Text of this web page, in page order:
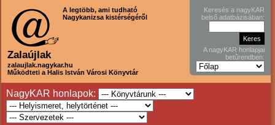
A legtöbb, ami tudható
Nagykanizsa kistérségéről
Zalaújlak
zalaujlak.nagykar.hu
Működteti a Halis István Városi Könyvtár
Keresés a nagyKAR
belső adatbázisában:
A nagyKAR honlapjai
betűrendben:
NagyKAR honlapok: